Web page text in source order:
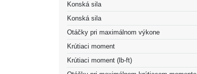
Konská sila
Konská sila
Otáčky pri maximálnom výkone
Krútiaci moment
Krútiaci moment (lb-ft)